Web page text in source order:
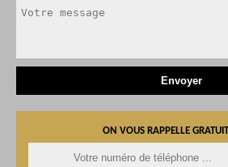
ON VOUS RAPPELLE